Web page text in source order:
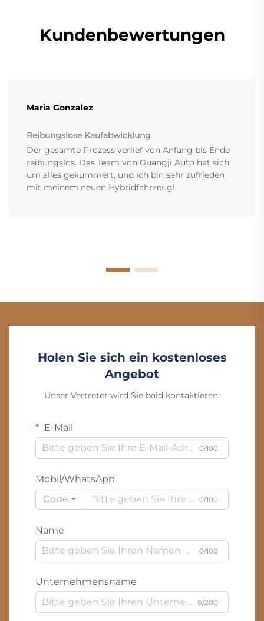
Kundenbewertungen
Maria Gonzalez
Reibungslose Kaufabwicklung
Der gesamte Prozess verlief von Anfang bis Ende
reibungslos. Das Team von Guangji Auto hat sich
um alles gekümmert, und ich bin sehr zufrieden
mit meinem neuen Hybridfahrzeug!
Holen Sie sich ein kostenloses
Angebot
Unser Vertreter wird Sie bald kontaktieren.
E-Mail
0/100
Mobil/WhatsApp
Code
0/100
Name
0/100
Unternehmensname
0/200